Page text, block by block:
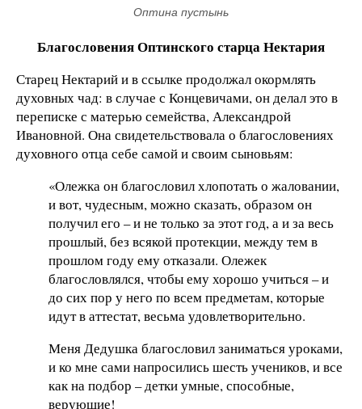
Оптина пустынь
Благословения Оптинского старца Нектария
Старец Нектарий и в ссылке продолжал окормлять
духовных чад: в случае с Концевичами, он делал это в
переписке с матерью семейства, Александрой
Ивановной. Она свидетельствовала о благословениях
духовного отца себе самой и своим сыновьям:
«Олежка он благословил хлопотать о жаловании,
и вот, чудесным, можно сказать, образом он
получил его – и не только за этот год, а и за весь
прошлый, без всякой протекции, между тем в
прошлом году ему отказали. Олежек
благословлялся, чтобы ему хорошо учиться – и
до сих пор у него по всем предметам, которые
идут в аттестат, весьма удовлетворительно.
Меня Дедушка благословил заниматься уроками,
и ко мне сами напросились шесть учеников, и все
как на подбор – детки умные, способные,
верующие!